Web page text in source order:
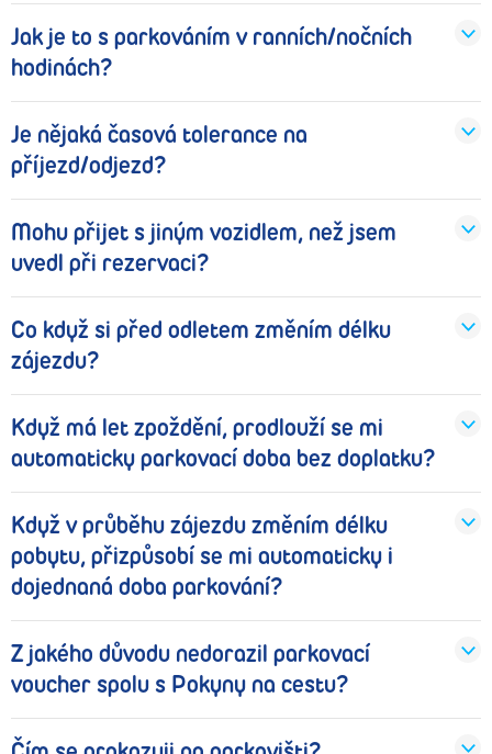
Jak je to s parkováním v ranních/nočních
hodinách?
Je nějaká časová tolerance na
příjezd/odjezd?
Mohu přijet s jiným vozidlem, než jsem
uvedl při rezervaci?
Co když si před odletem změním délku
zájezdu?
Když má let zpoždění, prodlouží se mi
automaticky parkovací doba bez doplatku?
Když v průběhu zájezdu změním délku
pobytu, přizpůsobí se mi automaticky i
dojednaná doba parkování?
Z jakého důvodu nedorazil parkovací
voucher spolu s Pokyny na cestu?